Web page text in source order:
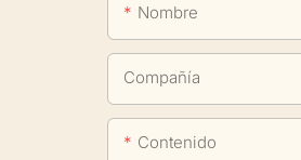
Nombre
Compañía
Contenido